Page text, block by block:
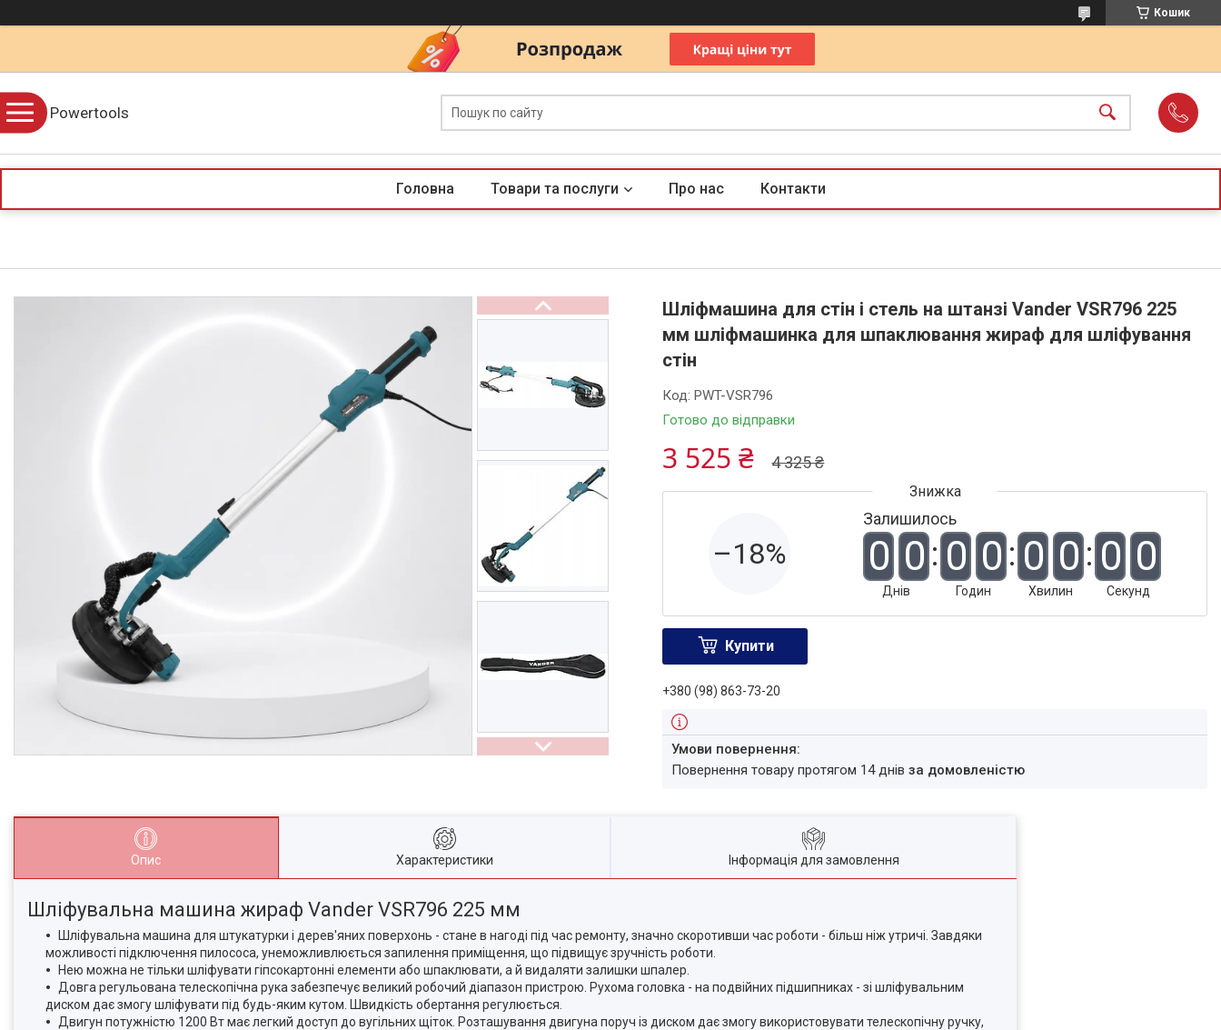
Кошик
Powertools
Головна Товари та послуги Про нас Контакти
Шліфмашина для стін і стель на штанзі Vander VSR796 225
мм шліфмашинка для шпаклювання жираф для шліфування
стін
Готово до відправки
Код:PWT-VSR796
4 325 ₴
3 525 ₴
–18%
Залишилось
0 0
Днів
0 0
Годин
0 0
Хвилин
0 0
Секунд
Купити
+380 (98) 863-73-20
повернення товару протягом 14 днівза домовленістю
Опис Характеристики Інформація для замовлення
Шліфувальна машина жираф Vander VSR796 225 мм
Шліфувальна машина для штукатурки і дерев'яних поверхонь - стане в нагоді під час ремонту, значно скоротивши час роботи - більш ніж утричі. Завдяки
можливості підключення пилососа, унеможливлюється запилення приміщення, що підвищує зручність роботи.
Нею можна не тільки шліфувати гіпсокартонні елементи або шпаклювати, а й видаляти залишки шпалер.
Довга регульована телескопічна рука забезпечує великий робочий діапазон пристрою. Рухома головка - на подвійних підшипниках - зі шліфувальним
диском дає змогу шліфувати під будь-яким кутом. Швидкість обертання регулюється.
Двигун потужністю 1200 Вт має легкий доступ до вугільних щіток. Розташування двигуна поруч із диском дає змогу використовувати телескопічну ручку,